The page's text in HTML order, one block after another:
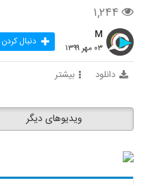
۱,۲۴۴
M
۰۳ مهر ۱۳۹۹ دنبال کردن
دانلود بیشتر
ویدیوهای دیگر